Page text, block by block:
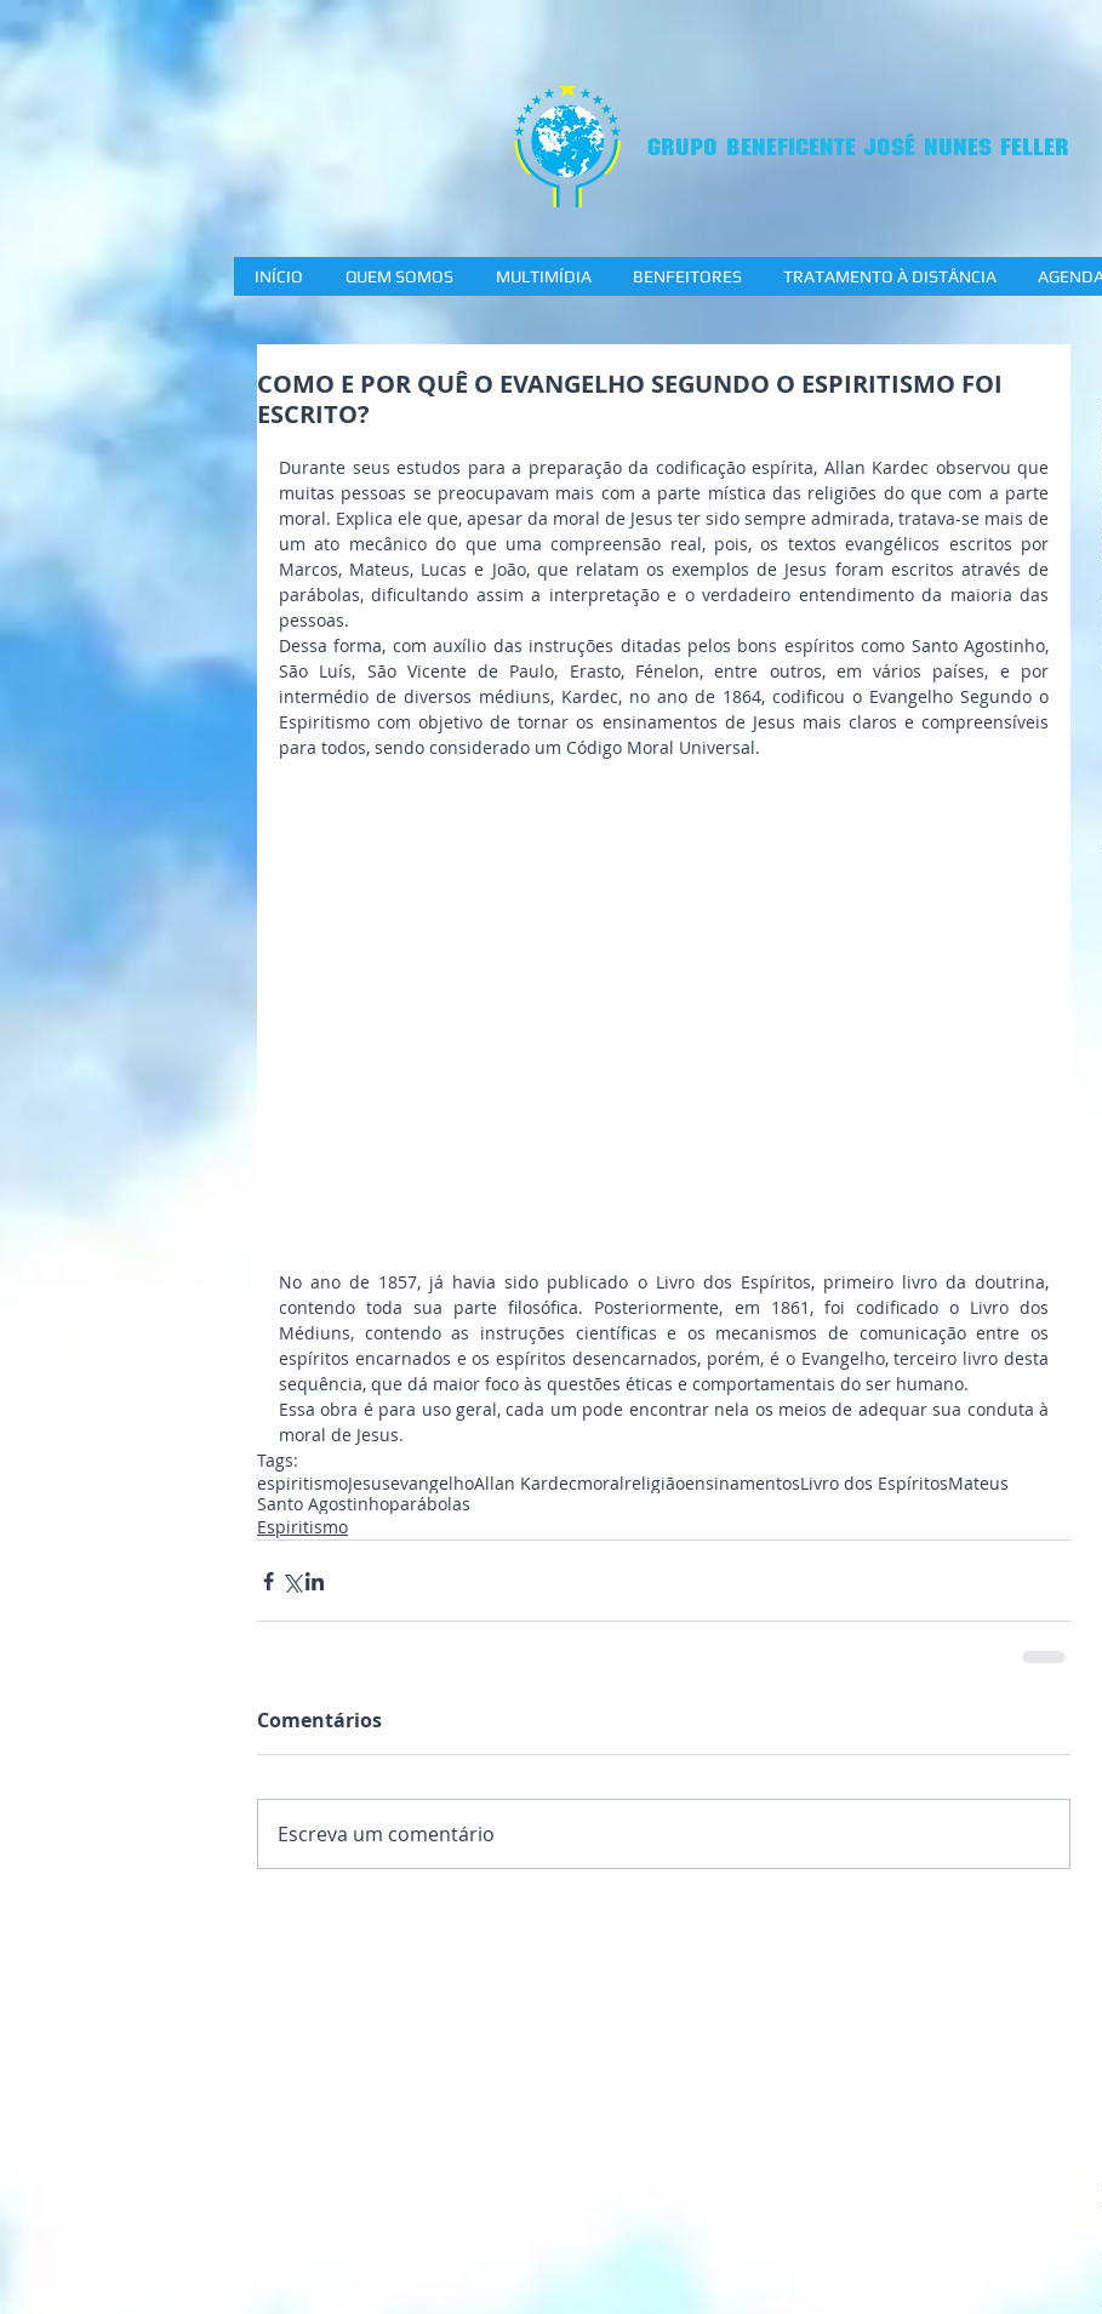
GRUPO BENEFICENTE JOSÉ NUNES FELLER
INÍCIO QUEM SOMOS MULTIMÍDIA BENFEITORES TRATAMENTO À DISTÂNCIA
COMO E POR QUÊ O EVANGELHO SEGUNDO O ESPIRITISMO FOI
ESCRITO?
Durante seus estudos para a preparação da codificação espírita, Allan Kardec observou que
muitas pessoas se preocupavam mais com a parte mística das religiões do que com a parte
moral. Explica ele que, apesar da moral de Jesus ter sido sempre admirada, tratava-se mais de
um ato mecânico do que uma compreensão real, pois, os textos evangélicos escritos por
Marcos, Mateus, Lucas e João, que relatam os exemplos de Jesus foram escritos através de
parábolas, dificultando assim a interpretação e o verdadeiro entendimento da maioria das
pessoas.
Dessa forma, com auxílio das instruções ditadas pelos bons espíritos como Santo Agostinho,
São Luís, São Vicente de Paulo, Erasto, Fénelon, entre outros, em vários países, e por
intermédio de diversos médiuns, Kardec, no ano de 1864, codificou o Evangelho Segundo o
Espiritismo com objetivo de tornar os ensinamentos de Jesus mais claros e compreensíveis
para todos, sendo considerado um Código Moral Universal.
No ano de 1857, já havia sido publicado o Livro dos Espíritos, primeiro livro da doutrina,
contendo toda sua parte filosófica. Posteriormente, em 1861, foi codificado o Livro dos
Médiuns, contendo as instruções científicas e os mecanismos de comunicação entre os
espíritos encarnados e os espíritos desencarnados, porém, é o Evangelho, terceiro livro desta
sequência, que dá maior foco às questões éticas e comportamentais do ser humano.
Essa obra é para uso geral, cada um pode encontrar nela os meios de adequar sua conduta à
moral de Jesus.
Tags:
espiritismoJesusevangelhoAllan KardecmoralreligiãoensinamentosLivro dos EspíritosMateus
Santo Agostinhoparábolas
Espiritismo
Comentários
Escreva um comentário